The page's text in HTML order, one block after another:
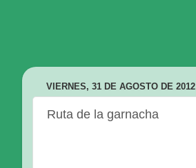
VIERNES, 31 DE AGOSTO DE 2012
Ruta de la garnacha